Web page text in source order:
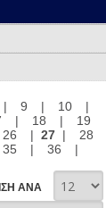
| 9 | 10
|
| 18 |
19
26 | 27|
28
35 | 36
|
ΑΝΑ